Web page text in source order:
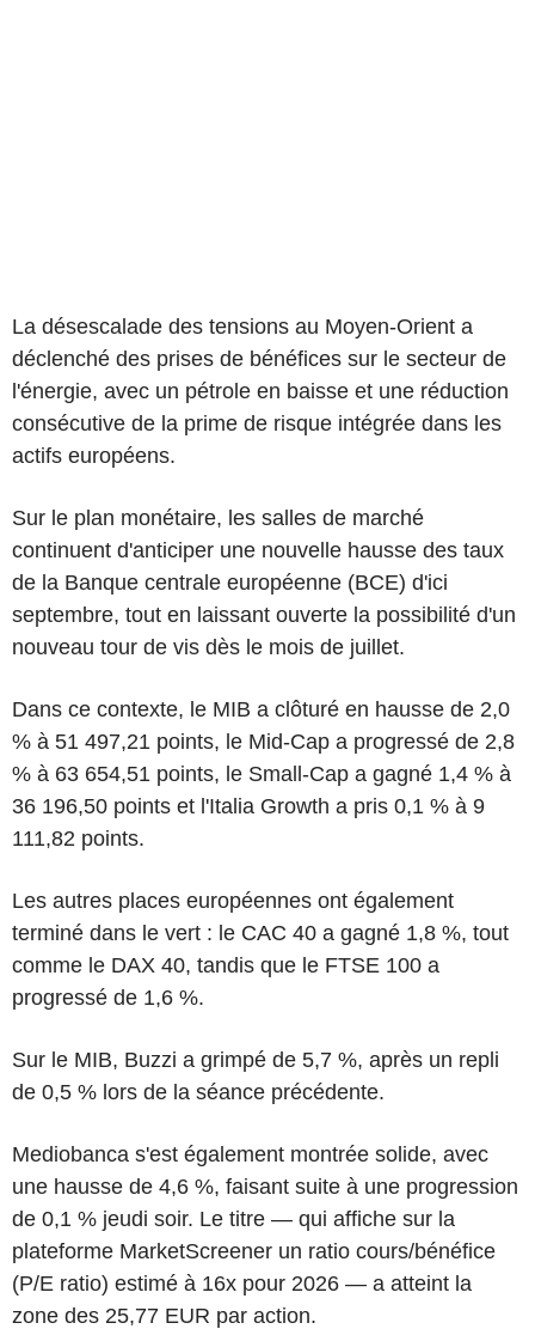
La désescalade des tensions au Moyen-Orient a
déclenché des prises de bénéfices sur le secteur de
l'énergie, avec un pétrole en baisse et une réduction
consécutive de la prime de risque intégrée dans les
actifs européens.
Sur le plan monétaire, les salles de marché
continuent d'anticiper une nouvelle hausse des taux
de la Banque centrale européenne (BCE) d'ici
septembre, tout en laissant ouverte la possibilité d'un
nouveau tour de vis dès le mois de juillet.
Dans ce contexte, le MIB a clôturé en hausse de 2,0
% à 51 497,21 points, le Mid-Cap a progressé de 2,8
% à 63 654,51 points, le Small-Cap a gagné 1,4 % à
36 196,50 points et l'Italia Growth a pris 0,1 % à 9
111,82 points.
Les autres places européennes ont également
terminé dans le vert : le CAC 40 a gagné 1,8 %, tout
comme le DAX 40, tandis que le FTSE 100 a
progressé de 1,6 %.
Sur le MIB, Buzzi a grimpé de 5,7 %, après un repli
de 0,5 % lors de la séance précédente.
Mediobanca s'est également montrée solide, avec
une hausse de 4,6 %, faisant suite à une progression
de 0,1 % jeudi soir. Le titre — qui affiche sur la
plateforme MarketScreener un ratio cours/bénéfice
(P/E ratio) estimé à 16x pour 2026 — a atteint la
zone des 25,77 EUR par action.